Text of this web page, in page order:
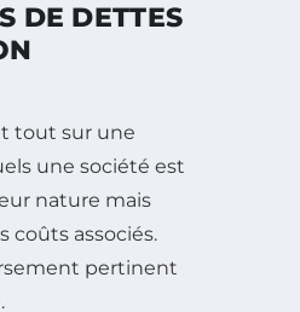
DE DETTES
tout sur une
une société est
nature mais
coûts associés.
pertinent